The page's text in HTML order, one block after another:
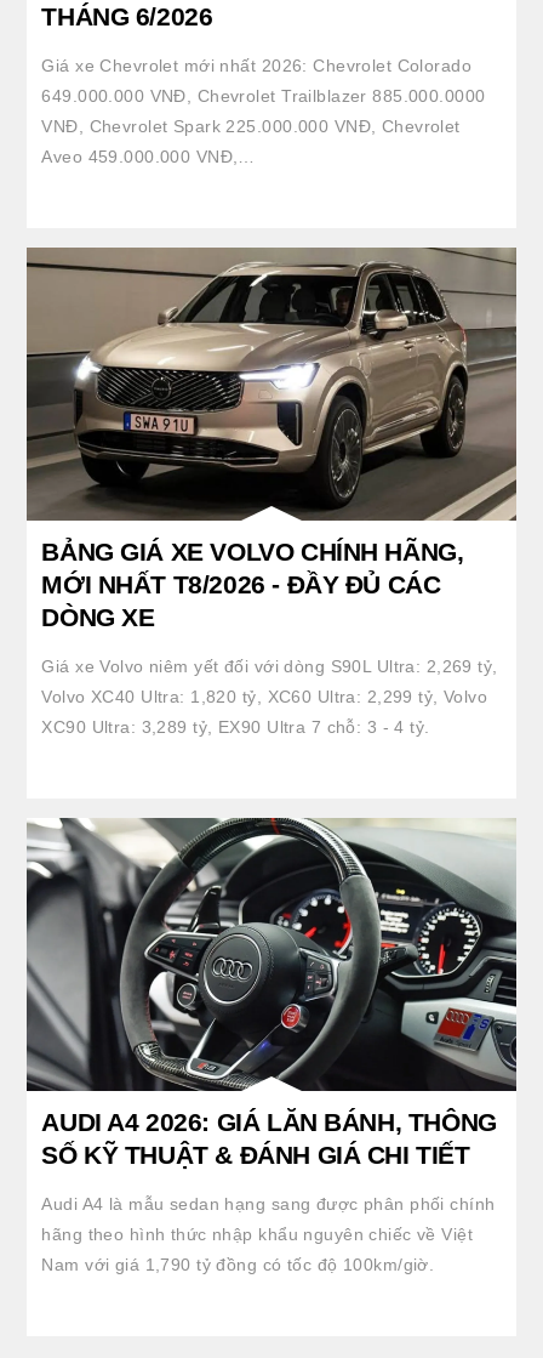
THÁNG 6/2026
Giá xe Chevrolet mới nhất 2026: Chevrolet Colorado
649.000.000 VNĐ, Chevrolet Trailblazer 885.000.0000
VNĐ, Chevrolet Spark 225.000.000 VNĐ, Chevrolet
Aveo 459.000.000 VNĐ,…
BẢNG GIÁ XE VOLVO CHÍNH HÃNG,
MỚI NHẤT T8/2026 - ĐẦY ĐỦ CÁC
DÒNG XE
Giá xe Volvo niêm yết đối với dòng S90L Ultra: 2,269 tỷ,
Volvo XC40 Ultra: 1,820 tỷ, XC60 Ultra: 2,299 tỷ, Volvo
XC90 Ultra: 3,289 tỷ, EX90 Ultra 7 chỗ: 3 - 4 tỷ.
AUDI A4 2026: GIÁ LĂN BÁNH, THÔNG
SỐ KỸ THUẬT & ĐÁNH GIÁ CHI TIẾT
Audi A4 là mẫu sedan hạng sang được phân phối chính
hãng theo hình thức nhập khẩu nguyên chiếc về Việt
Nam với giá 1,790 tỷ đồng có tốc độ 100km/giờ.